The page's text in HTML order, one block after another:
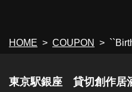
HOME COUPON
東京駅銀座 貸切創作居